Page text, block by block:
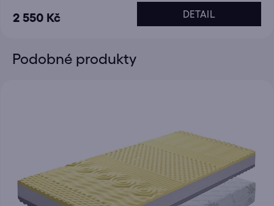
2 550 Kč DETAIL
Podobné produkty